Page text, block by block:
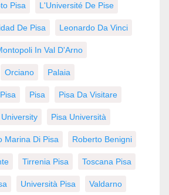
Pisa L'Université De Pise
De Pisa Leonardo Da Vinci
In Val D'Arno
Orciano Palaia
Pisa Pisa Da Visitare
Pisa Università
Marina Di Pisa Roberto Benigni
Tirrenia Pisa Toscana Pisa
Università Pisa Valdarno